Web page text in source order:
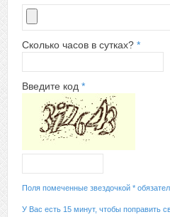
Сколько часов в сутках? *
Введите код *
Поля помеченные звездочкой *
У Вас есть 15 минут, чтобы поправить